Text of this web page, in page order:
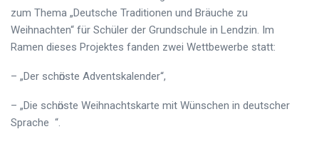
zum Thema „Deutsche Traditionen und Bräuche zu
Weihnachten“ für Schüler der Grundschule in Lendzin. Im
Ramen dieses Projektes fanden zwei Wettbewerbe statt:
– „Der schӧnste Adventskalender“,
– „Die schӧnste Weihnachtskarte mit Wünschen in deutscher
Sprache “.